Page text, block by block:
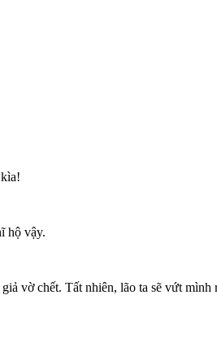
hộ vậy.
vờ chết. Tất nhiên, lão ta sẽ vứt